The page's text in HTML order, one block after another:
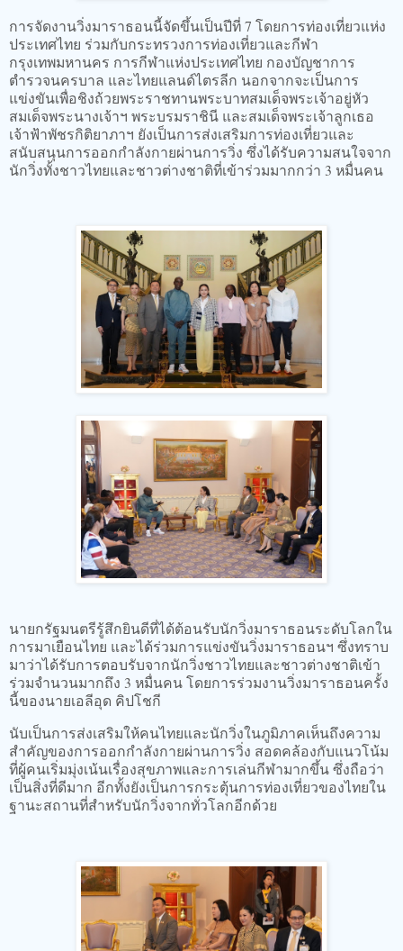
การจัดงานวิ่งมาราธอนนี้จัดขึ้นเป็นปีที่ 7 โดยการท่องเที่ยวแห่ง
ประเทศไทย ร่วมกับกระทรวงการท่องเที่ยวและกีฬา
กรุงเทพมหานคร การกีฬาแห่งประเทศไทย กองบัญชาการ
ตำรวจนครบาล และไทยแลนด์ไตรลีก นอกจากจะเป็นการ
แข่งขันเพื่อชิงถ้วยพระราชทานพระบาทสมเด็จพระเจ้าอยู่หัว
สมเด็จพระนางเจ้าฯ พระบรมราชินี และสมเด็จพระเจ้าลูกเธอ
เจ้าฟ้าพัชรกิติยาภาฯ ยังเป็นการส่งเสริมการท่องเที่ยวและ
สนับสนุนการออกกำลังกายผ่านการวิ่ง ซึ่งได้รับความสนใจจาก
นักวิ่งทั้งชาวไทยและชาวต่างชาติที่เข้าร่วมมากกว่า 3 หมื่นคน
นายกรัฐมนตรีรู้สึกยินดีที่ได้ต้อนรับนักวิ่งมาราธอนระดับโลกใน
การมาเยือนไทย และได้ร่วมการแข่งขันวิ่งมาราธอนฯ ซึ่งทราบ
มาว่าได้รับการตอบรับจากนักวิ่งชาวไทยและชาวต่างชาติเข้า
ร่วมจำนวนมากถึง 3 หมื่นคน โดยการร่วมงานวิ่งมาราธอนครั้ง
นี้ของนายเอลีอุด คิปโชกี
นับเป็นการส่งเสริมให้คนไทยและนักวิ่งในภูมิภาคเห็นถึงความ
สำคัญของการออกกำลังกายผ่านการวิ่ง สอดคล้องกับแนวโน้ม
ที่ผู้คนเริ่มมุ่งเน้นเรื่องสุขภาพและการเล่นกีฬามากขึ้น ซึ่งถือว่า
เป็นสิ่งที่ดีมาก อีกทั้งยังเป็นการกระตุ้นการท่องเที่ยวของไทยใน
ฐานะสถานที่สำหรับนักวิ่งจากทั่วโลกอีกด้วย